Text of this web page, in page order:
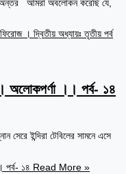
আমরা অবলোকন করেছি যে,
। দ্বিতীয় অধ্যায়ঃ তৃতীয় পর্ব
অলোকপর্ণা ।। পর্ব- ১৪
টেবিলের সামনে এসে
পর্ব- ১৪ Read More »